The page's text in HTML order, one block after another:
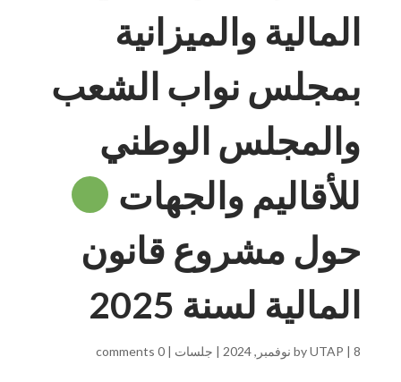
المالية والميزانية
بمجلس نواب الشعب
والمجلس الوطني
للأقاليم والجهات
حول مشروع قانون
المالية لسنة 2025
byUTAP |8 نوفمبر, 2024 | جلسات |
0 comments